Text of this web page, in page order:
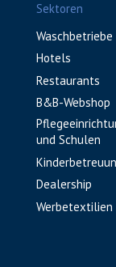
Sektoren
Waschbetriebe
Hotels
Restaurants
B&B-Webshop
und Schulen
Dealership
Werbetextilien